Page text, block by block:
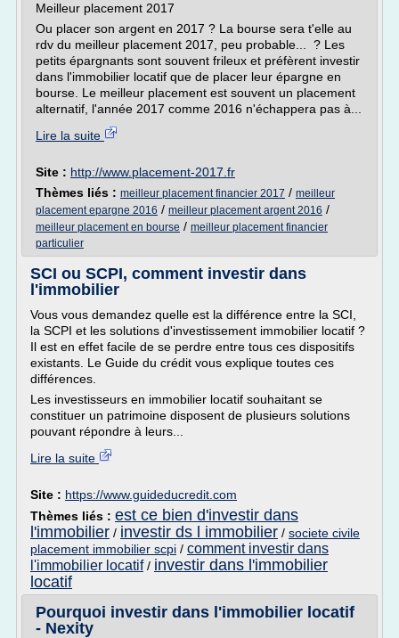
Meilleur placement 2017
Ou placer son argent en 2017 ? La bourse sera t'elle au
rdv du meilleur placement 2017, peu probable... ? Les
petits épargnants sont souvent frileux et préfèrent investir
dans l'immobilier locatif que de placer leur épargne en
bourse. Le meilleur placement est souvent un placement
alternatif, l'année 2017 comme 2016 n'échappera pas à...
Lire la suite
Site : http://www.placement-2017.fr
Thèmes liés : meilleur placement financier 2017 / meilleur
placement epargne 2016 / meilleur placement argent 2016 /
meilleur placement en bourse / meilleur placement financier
particulier
SCI ou SCPI, comment investir dans
l'immobilier
Vous vous demandez quelle est la différence entre la SCI,
la SCPI et les solutions d'investissement immobilier locatif ?
Il est en effet facile de se perdre entre tous ces dispositifs
existants. Le Guide du crédit vous explique toutes ces
différences.
Les investisseurs en immobilier locatif souhaitant se
constituer un patrimoine disposent de plusieurs solutions
pouvant répondre à leurs...
Lire la suite
Site : https://www.guideducredit.com
Thèmes liés : est ce bien d'investir dans
l'immobilier / investir ds l immobilier / societe civile
placement immobilier scpi / comment investir dans
l'immobilier locatif/ investir dans l'immobilier
locatif
Pourquoi investir dans l'immobilier locatif
- Nexity